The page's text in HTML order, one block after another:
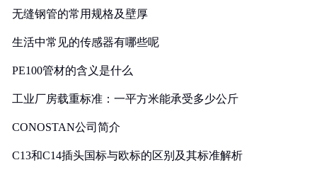
无缝钢管的常用规格及壁厚
生活中常见的传感器有哪些呢
PE100管材的含义是什么
工业厂房载重标准：一平方米能承受多少公斤
CONOSTAN公司简介
C13和C14插头国标与欧标的区别及其标准解析